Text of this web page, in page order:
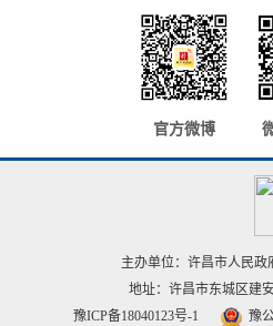
官方微博
主办单位：许昌市人民政
地址：许昌市东城区建
豫ICP备18040123号-1
豫